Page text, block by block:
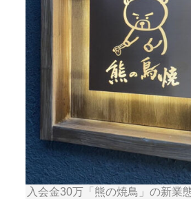
入会金30万「熊の焼鳥」の新業